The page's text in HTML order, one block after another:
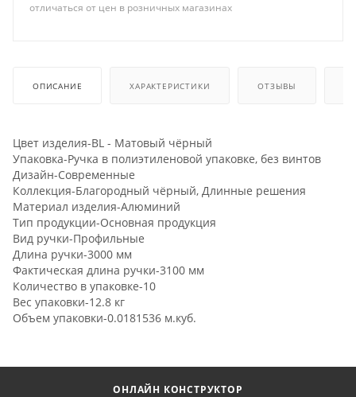
отличаться от цен в розничных магазинах
ОПИСАНИЕ ХАРАКТЕРИСТИКИ ОТЗЫВЫ
Цвет изделия-BL - Матовый чёрный
Упаковка-Ручка в полиэтиленовой упаковке, без винтов
Дизайн-Современные
Коллекция-Благородный чёрный, Длинные решения
Материал изделия-Алюминий
Тип продукции-Основная продукция
Вид ручки-Профильные
Длина ручки-3000 мм
Фактическая длина ручки-3100 мм
Количество в упаковке-10
Вес упаковки-12.8 кг
Объем упаковки-0.0181536 м.куб.
ОНЛАЙН КОНСТРУКТОР